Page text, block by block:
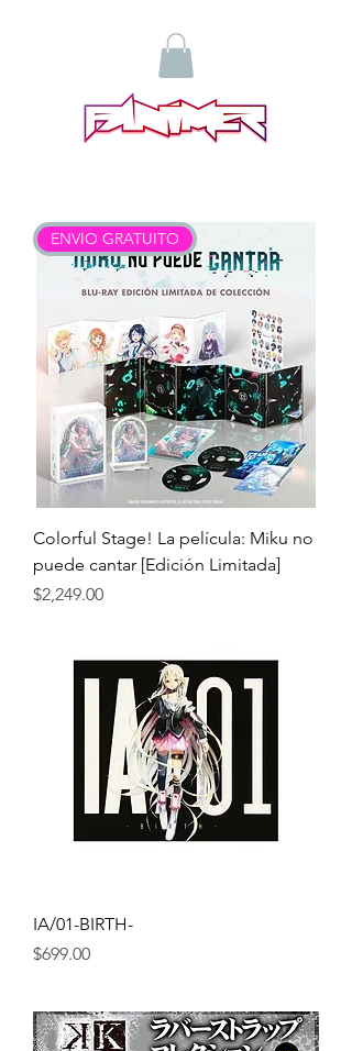
ENVIO GRATUITO
Colorful Stage! La película: Miku no
puede cantar [Edición Limitada]
Precio
$2,249.00
IA/01-BIRTH-
Precio
$699.00